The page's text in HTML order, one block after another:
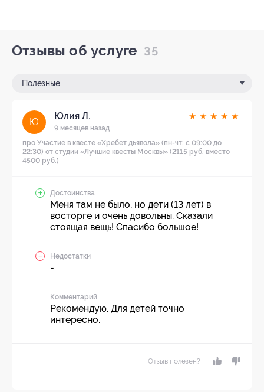
Отзывы об услуге 35
Полезные
Ю
Юлия Л.
9 месяцев назад
★ ★ ★ ★ ★
про Участие в квесте «Хребет дьявола» (пн-чт: с 09:00 до
22:30) от студии «Лучшие квесты Москвы» (2115 руб. вместо
4500 руб.)
Достоинства
Меня там не было, но дети (13 лет) в
восторге и очень довольны. Сказали
стоящая вещь! Спасибо большое!
Недостатки
-
Комментарий
Рекомендую. Для детей точно
интересно.
Отзыв полезен?